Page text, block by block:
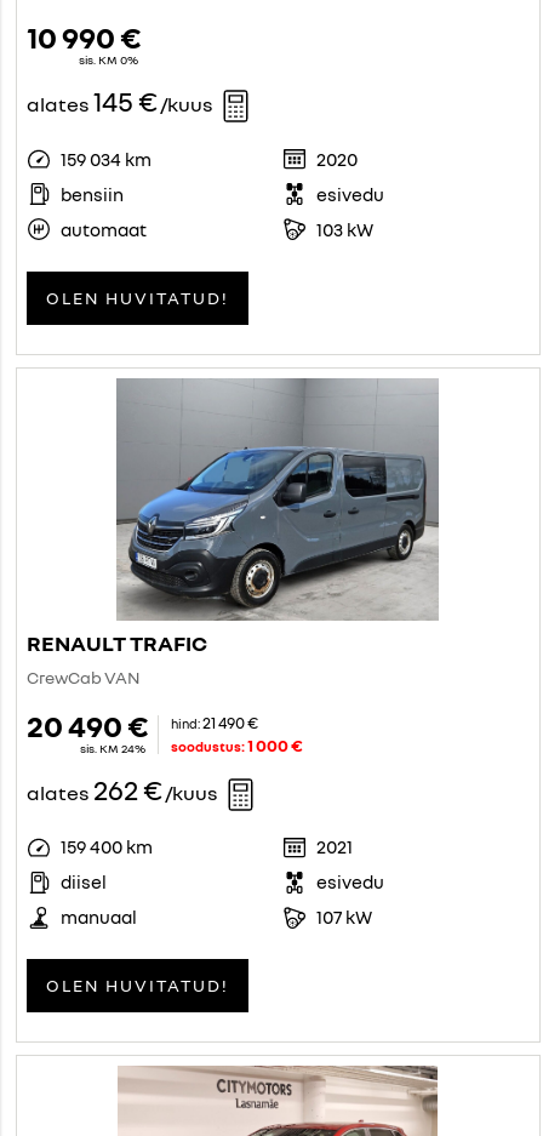
10 990 €
sis. KM 0%
alates 145 €/kuus
159 034 km
2020
bensiin
esivedu
automaat
103 kW
OLEN HUVITATUD!
RENAULT TRAFIC
CrewCab VAN
20 490 €
sis. KM 24%
hind: 21 490 €
soodustus:1 000 €
alates 262 €/kuus
159 400 km
2021
diisel
esivedu
manuaal
107 kW
OLEN HUVITATUD!